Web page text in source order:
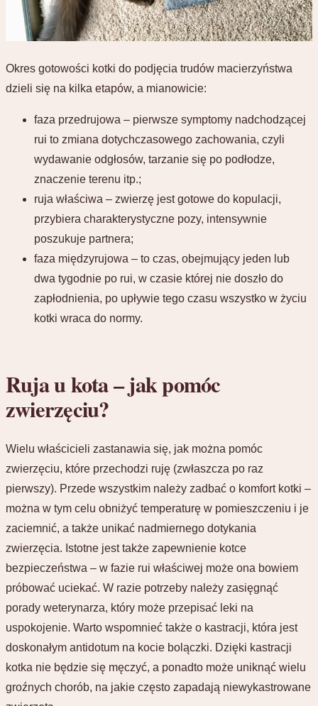
Okres gotowości kotki do podjęcia trudów macierzyństwa
dzieli się na kilka etapów, a mianowicie:
faza przedrujowa – pierwsze symptomy nadchodzącej
rui to zmiana dotychczasowego zachowania, czyli
wydawanie odgłosów, tarzanie się po podłodze,
znaczenie terenu itp.;
ruja właściwa – zwierzę jest gotowe do kopulacji,
przybiera charakterystyczne pozy, intensywnie
poszukuje partnera;
faza międzyrujowa – to czas, obejmujący jeden lub
dwa tygodnie po rui, w czasie której nie doszło do
zapłodnienia, po upływie tego czasu wszystko w życiu
kotki wraca do normy.
Ruja u kota – jak pomóc
zwierzęciu?
Wielu właścicieli zastanawia się, jak można pomóc
zwierzęciu, które przechodzi ruję (zwłaszcza po raz
pierwszy). Przede wszystkim należy zadbać o komfort kotki –
można w tym celu obniżyć temperaturę w pomieszczeniu i je
zaciemnić, a także unikać nadmiernego dotykania
zwierzęcia. Istotne jest także zapewnienie kotce
bezpieczeństwa – w fazie rui właściwej może ona bowiem
próbować uciekać. W razie potrzeby należy zasięgnąć
porady weterynarza, który może przepisać leki na
uspokojenie. Warto wspomnieć także o kastracji, która jest
doskonałym antidotum na kocie bolączki. Dzięki kastracji
kotka nie będzie się męczyć, a ponadto może uniknąć wielu
groźnych chorób, na jakie często zapadają niewykastrowane